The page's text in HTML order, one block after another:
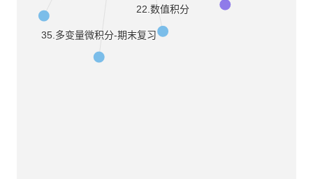
22.数值积分
35.多变量微积分-期末复习